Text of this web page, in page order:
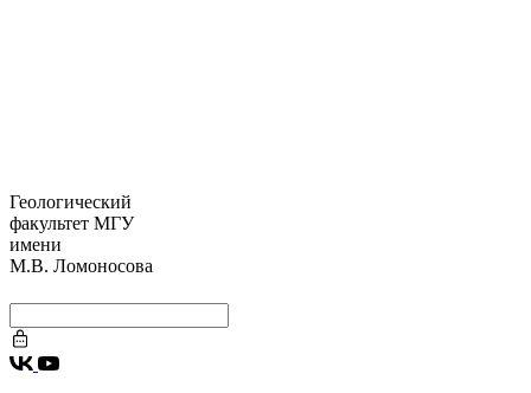
Геологический
факультет МГУ
имени
М.В. Ломоносова